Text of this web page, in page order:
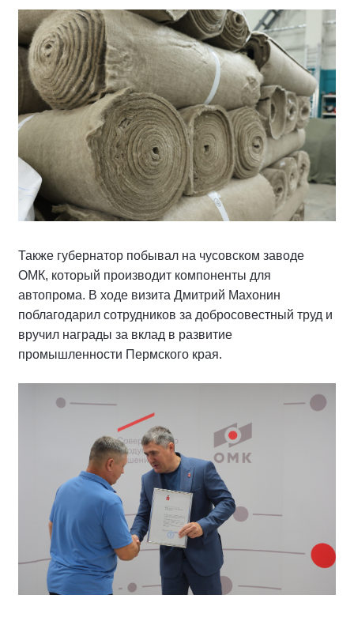
Также губернатор побывал на чусовском заводе
ОМК, который производит компоненты для
автопрома. В ходе визита Дмитрий Махонин
поблагодарил сотрудников за добросовестный труд и
вручил награды за вклад в развитие
промышленности Пермского края.